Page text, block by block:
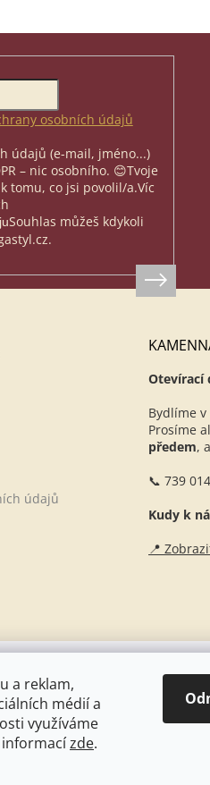
a reklam,
médií a
využíváme
informacízde.
osobních údajů
údajů (e-mail, jméno...)
– nic osobního. 😊Tvoje
tomu, co jsi povolil/a.Víc
Souhlas můžeš kdykoli
údajů
Otevírací
Bydlíme
Prosíme
předem,
📞 739
Kudy k
📍
Naše stáje + blogové